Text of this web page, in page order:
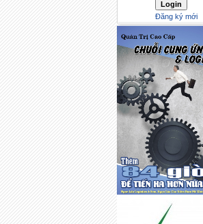
Đăng ký mới